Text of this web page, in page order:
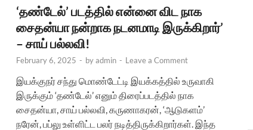
‘தண்டேல்’ படத்தில் என்னை விட நாக
சைதன்யா நன்றாக நடனமாடி இருக்கிறார்’
– சாய் பல்லவி!
February 6, 2025 - byadmin - Leave a Comment
இயக்குநர் சந்து மொண்டேட்டி இயக்கத்தில் உருவாகி
இருக்கும் ‘தண்டேல்’ எனும் திரைப்படத்தில் நாக
சைதன்யா, சாய் பல்லவி, கருணாகரன், ‘ஆடுகளம்’
நரேன், பப்லு உள்ளிட்ட பலர் நடித்திருக்கிறார்கள். இந்த